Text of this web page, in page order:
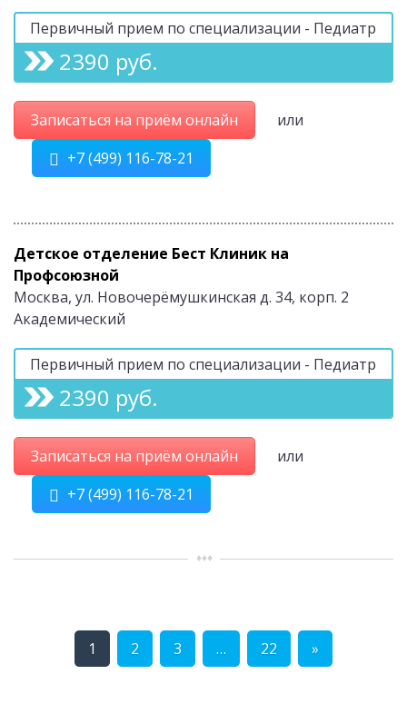
Первичный прием по специализации - Педиатр
2390 руб.
Записаться на приём онлайн
или
+7 (499) 116-78-21
Детское отделение Бест Клиник на
Профсоюзной
Москва, ул. Новочерёмушкинская д. 34, корп. 2
Академический
Первичный прием по специализации - Педиатр
2390 руб.
Записаться на приём онлайн
или
+7 (499) 116-78-21
1 2 3 … 22 »